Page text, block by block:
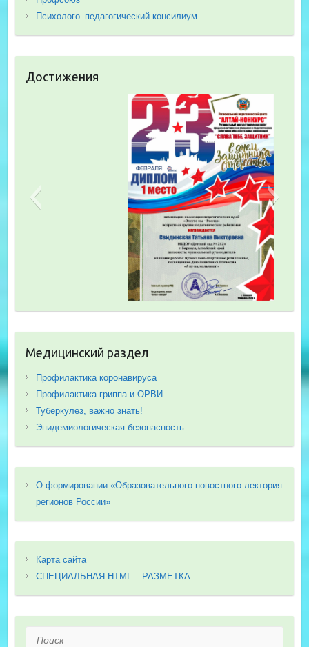
Психолого–педагогический консилиум
Достижения
Медицинский раздел
Профилактика коронавируса
Профилактика гриппа и ОРВИ
Туберкулез, важно знать!
Эпидемиологическая безопасность
О формировании «Образовательного новостного лектория
регионов России»
Карта сайта
СПЕЦИАЛЬНАЯ HTML – РАЗМЕТКА
Поиск